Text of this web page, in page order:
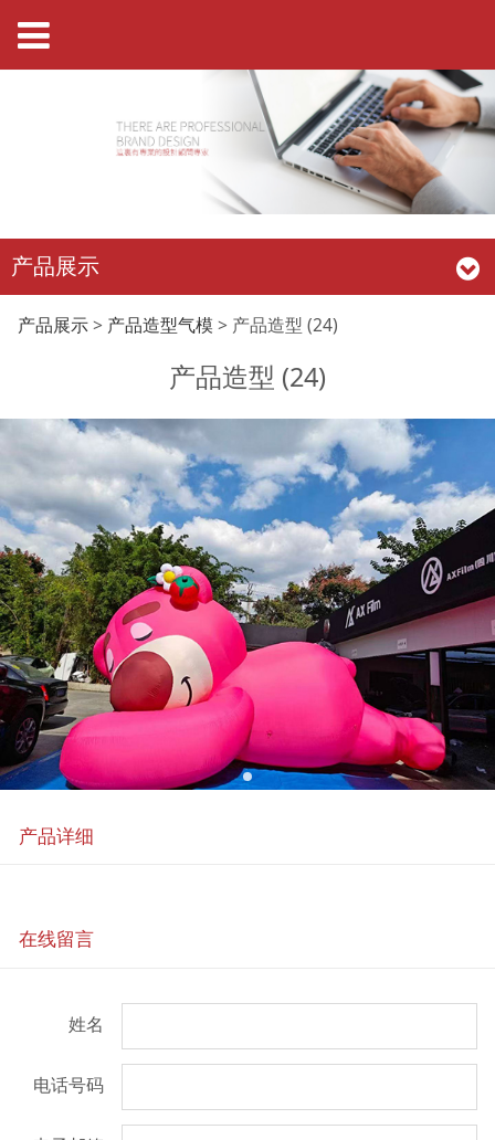
产品展示
产品造型 (24)
产品展示> 产品造型气模 > 产品造型 (24)
产品造型 (24)
产品详细
在线留言
姓名
电话号码